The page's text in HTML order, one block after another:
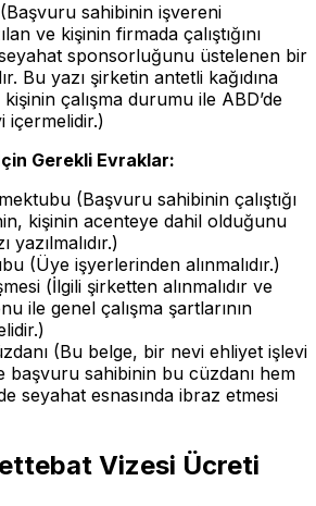
(Başvuru sahibinin işvereni
ve kişinin firmada çalıştığını
sponsorluğunu üstelenen bir
Bu yazı şirketin antetli kağıdına
kişinin çalışma durumu ile ABD’de
içermelidir.)
Gerekli Evraklar:
(Başvuru sahibinin çalıştığı
kişinin acenteye dahil olduğunu
yazılmalıdır.)
(Üye işyerlerinden alınmalıdır.)
(İlgili şirketten alınmalıdır ve
ile genel çalışma şartlarının
(Bu belge, bir nevi ehliyet işlevi
başvuru sahibinin bu cüzdanı hem
seyahat esnasında ibraz etmesi
Vizesi Ücreti